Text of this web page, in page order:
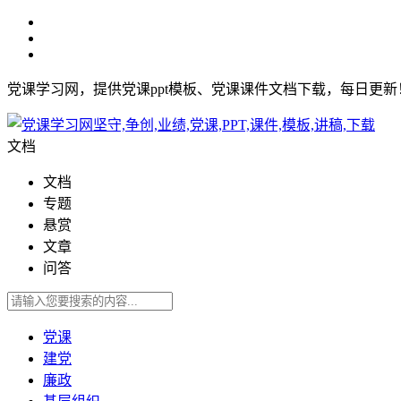
党课学习网，提供党课ppt模板、党课课件文档下载，每日更新
文档
文档
专题
悬赏
文章
问答
党课
建党
廉政